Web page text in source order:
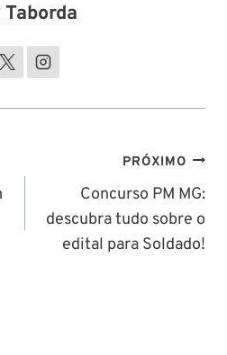
Taborda
PRÓXIMO
Concurso PM MG:
descubra tudo sobre o
edital para Soldado!